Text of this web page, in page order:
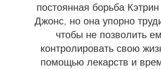
постоянная борьба
Джонс, но она упорно
чтобы не позволить
контролировать свою
помощью лекарств и